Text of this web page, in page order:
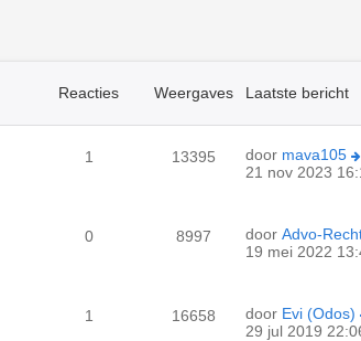
Reacties Weergaves Laatste bericht
1 13395 door mava105
21 nov 2023
0 8997 door Advo-
19 mei 2022
1 16658 door Evi (Odos)
29 jul 2019